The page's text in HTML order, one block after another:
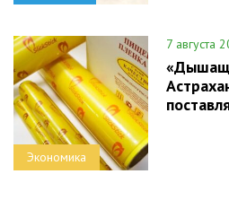
Экономика
7 августа